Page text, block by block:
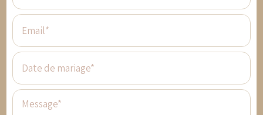
Email*
Date de mariage*
Message*